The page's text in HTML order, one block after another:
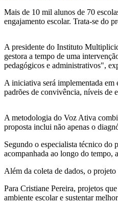
Mais de 10 mil alunos de 70
engajamento escolar. Trata-se do
A presidente do Instituto
gestora a tempo de uma
pedagógicos e administrativos",
A iniciativa será implementada em
padrões de convivência, níveis de
A metodologia do Voz Ativa
proposta inclui não apenas o
Segundo o especialista técnico do
acompanhada ao longo do tempo,
Além da coleta de dados, o
Para Cristiane Pereira, projetos
ambiente escolar e sustentar